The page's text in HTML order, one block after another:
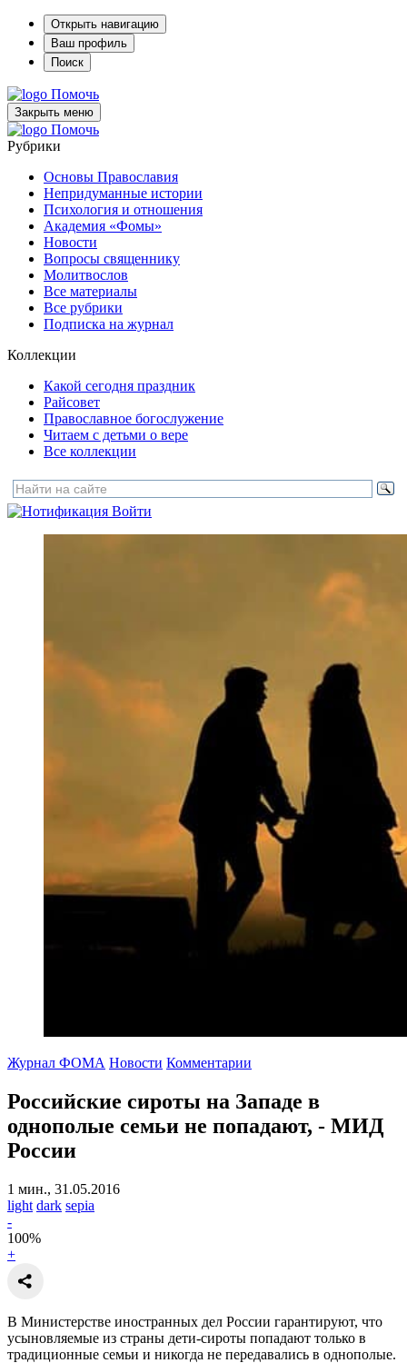
Открыть навигацию
Ваш профиль
Поиск
Помочь
Закрыть меню
Помочь
Рубрики
Основы Православия
Непридуманные истории
Психология и отношения
Академия «Фомы»
Новости
Вопросы священнику
Молитвослов
Все материалы
Все рубрики
Подписка на журнал
Коллекции
Какой сегодня праздник
Райсовет
Православное богослужение
Читаем с детьми о вере
Все коллекции
Войти
Журнал ФОМА Новости Комментарии
Российские сироты на Западе в
однополые семьи не попадают, - МИД
России
1 мин., 31.05.2016
light dark sepia
-
100%
+
В Министерстве иностранных дел России гарантируют, что
усыновляемые из страны дети-сироты попадают только в
традиционные семьи и никогда не передавались в однополые.